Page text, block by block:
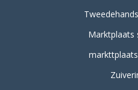
Marktplaats